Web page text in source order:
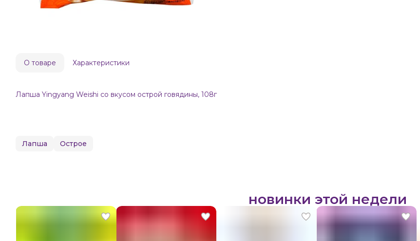
О товаре Характеристики
Лапша Yingyang Weishi со вкусом острой говядины, 108г
Лапша Острое
новинки этой недели